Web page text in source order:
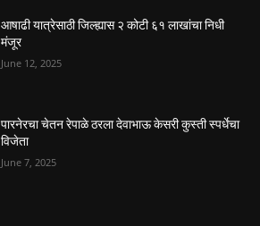
आषाढी यात्रेसाठी जिल्ह्यास २ कोटी ६१ लाखांचा निधी
मंजूर
June 12, 2025
पारनेरचा चेतन रेपाळे ठरला देवाभाऊ केसरी कुस्ती स्पर्धेचा
विजेता
June 7, 2025